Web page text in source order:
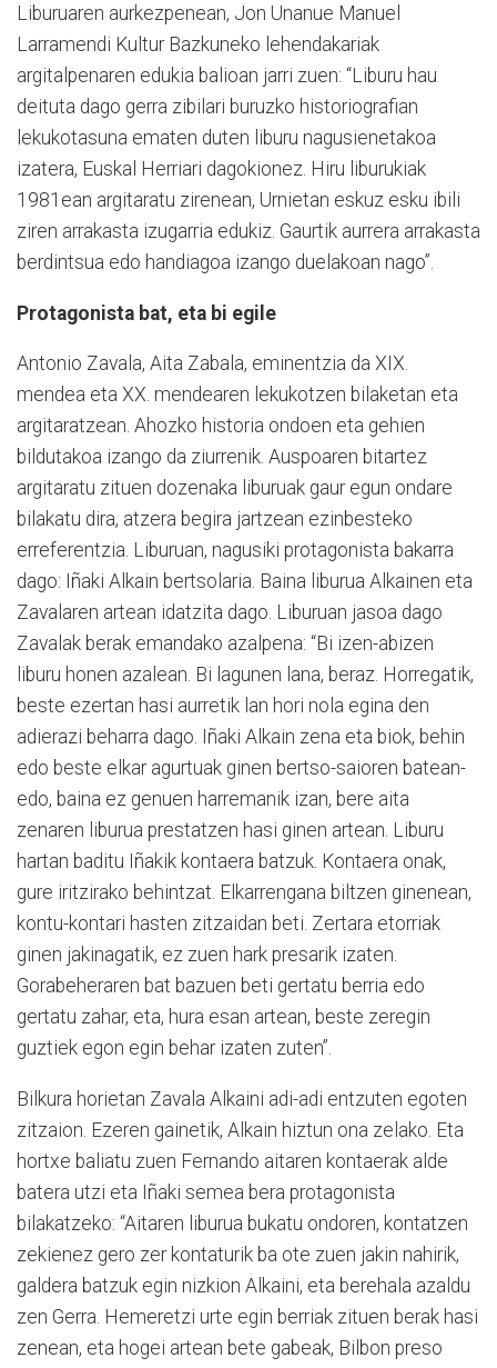
Liburuaren aurkezpenean, Jon Unanue Manuel
Larramendi Kultur Bazkuneko lehendakariak
argitalpenaren edukia balioan jarri zuen: “Liburu hau
deituta dago gerra zibilari buruzko historiografian
lekukotasuna ematen duten liburu nagusienetakoa
izatera, Euskal Herriari dagokionez. Hiru liburukiak
1981ean argitaratu zirenean, Urnietan eskuz esku ibili
ziren arrakasta izugarria edukiz. Gaurtik aurrera arrakasta
berdintsua edo handiagoa izango duelakoan nago”.
Protagonista bat, eta bi egile
Antonio Zavala, Aita Zabala, eminentzia da XIX.
mendea eta XX. mendearen lekukotzen bilaketan eta
argitaratzean. Ahozko historia ondoen eta gehien
bildutakoa izango da ziurrenik. Auspoaren bitartez
argitaratu zituen dozenaka liburuak gaur egun ondare
bilakatu dira, atzera begira jartzean ezinbesteko
erreferentzia. Liburuan, nagusiki protagonista bakarra
dago: Iñaki Alkain bertsolaria. Baina liburua Alkainen eta
Zavalaren artean idatzita dago. Liburuan jasoa dago
Zavalak berak emandako azalpena: “Bi izen-abizen
liburu honen azalean. Bi lagunen lana, beraz. Horregatik,
beste ezertan hasi aurretik lan hori nola egina den
adierazi beharra dago. Iñaki Alkain zena eta biok, behin
edo beste elkar agurtuak ginen bertso-saioren batean-
edo, baina ez genuen harremanik izan, bere aita
zenaren liburua prestatzen hasi ginen artean. Liburu
hartan baditu Iñakik kontaera batzuk. Kontaera onak,
gure iritzirako behintzat. Elkarrengana biltzen ginenean,
kontu-kontari hasten zitzaidan beti. Zertara etorriak
ginen jakinagatik, ez zuen hark presarik izaten.
Gorabeheraren bat bazuen beti gertatu berria edo
gertatu zahar, eta, hura esan artean, beste zeregin
guztiek egon egin behar izaten zuten”.
Bilkura horietan Zavala Alkaini adi-adi entzuten egoten
zitzaion. Ezeren gainetik, Alkain hiztun ona zelako. Eta
hortxe baliatu zuen Fernando aitaren kontaerak alde
batera utzi eta Iñaki semea bera protagonista
bilakatzeko: “Aitaren liburua bukatu ondoren, kontatzen
zekienez gero zer kontaturik ba ote zuen jakin nahirik,
galdera batzuk egin nizkion Alkaini, eta berehala azaldu
zen Gerra. Hemeretzi urte egin berriak zituen berak hasi
zenean, eta hogei artean bete gabeak, Bilbon preso